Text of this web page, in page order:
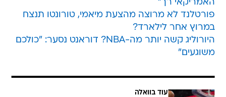
האמריקאי רך"
פורטלנד לא מרוצה מהצעת מיאמי, טורונטו תנצח
במרוץ אחר לילארד?
היורוליג קשה יותר מה-NBA? דוראנט נסער: "כולכם
משוגעים"
עוד בוואלה